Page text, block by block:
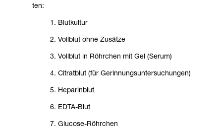
ten:
Blut­kul­tur
Voll­blut ohne Zusätze
Voll­blut in Röhr­chen mit Gel (Serum)
Citrat­blut (für Gerin­nungs­un­ter­su­chun­gen)
Hepa­rin­blut
EDTA-​Blut
Glu­cose-​Röhr­chen